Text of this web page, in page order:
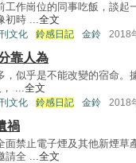
工作崗位的同事吃飯，談
初時 ...全文
文化 鈴感日記 金鈴 2018
靠人為
，似乎是不能改變的宿命。
， ...全文
文化 鈴感日記 金鈴 2018
禍
面禁止電子煙及其他新煙
請全 ...全文